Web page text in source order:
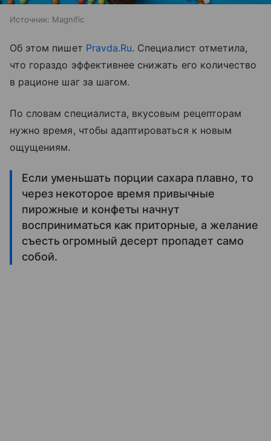
Источник: Magnific
Об этом пишет Pravda.Ru. Специалист отметила,
что гораздо эффективнее снижать его количество
в рационе шаг за шагом.
По словам специалиста, вкусовым рецепторам
нужно время, чтобы адаптироваться к новым
ощущениям.
Если уменьшать порции сахара плавно, то
через некоторое время привычные
пирожные и конфеты начнут
восприниматься как приторные, а желание
съесть огромный десерт пропадет само
собой.